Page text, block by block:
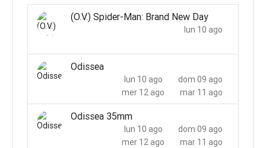
(O.V.) Spider-Man: Brand New Day
lun 10 ago
Odissea
dom 09 ago
lun 10 ago
mar 11 ago
mer 12 ago
Odissea 35mm
dom 09 ago
lun 10 ago
mar 11 ago
mer 12 ago